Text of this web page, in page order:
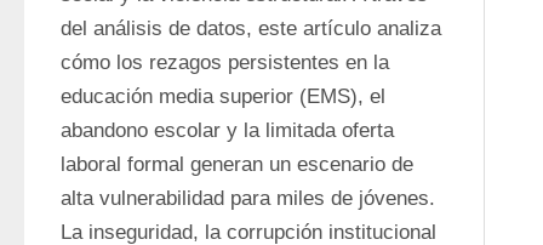
del análisis de datos, este artículo analiza
cómo los rezagos persistentes en la
educación media superior (EMS), el
abandono escolar y la limitada oferta
laboral formal generan un escenario de
alta vulnerabilidad para miles de jóvenes.
La inseguridad, la corrupción institucional